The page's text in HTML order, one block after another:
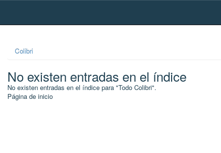
Skip
Colibri
No existen entradas en el índice
No existen entradas en el índice para "Todo Colibri".
Página de inicio